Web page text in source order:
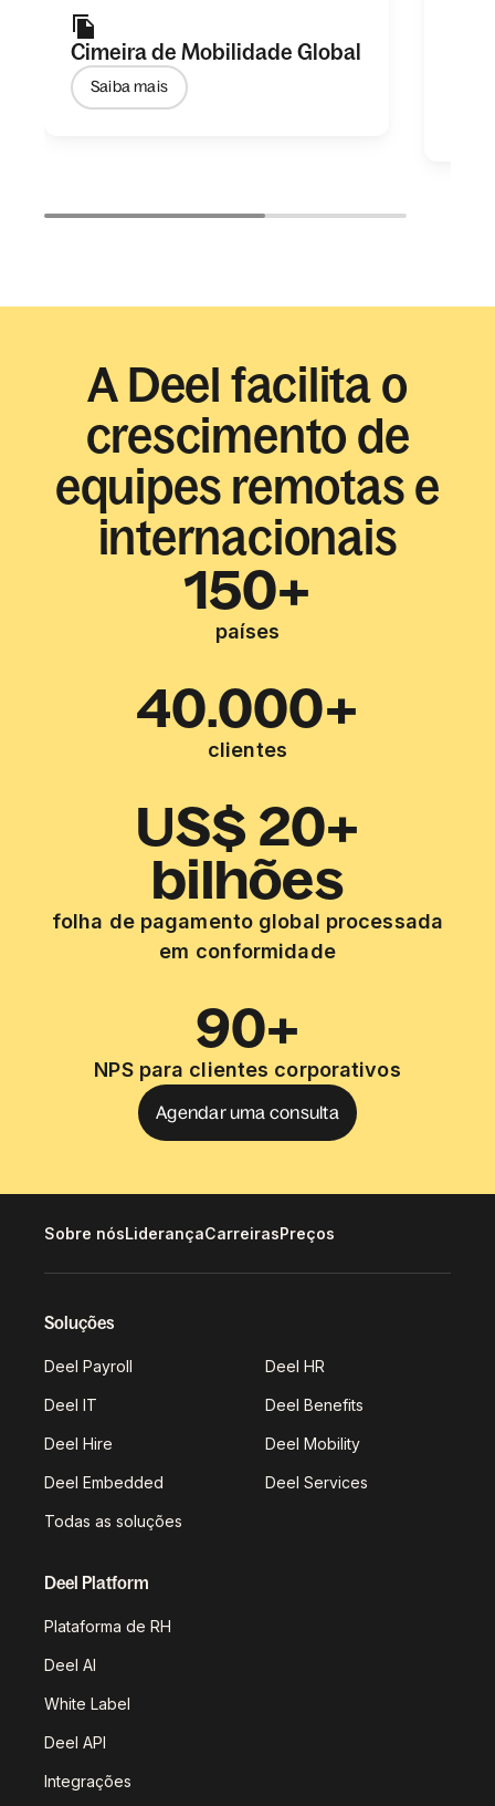
Cimeira de Mobilidade Global
Saiba mais
A Deel facilita o
crescimento de
equipes remotas e
internacionais
150+
países
40.000+
clientes
US$ 20+
bilhões
folha de pagamento global processada
em conformidade
90+
NPS para clientes corporativos
Agendar uma consulta
Sobre nósLiderançaCarreirasPreços
Soluções
Deel Payroll Deel HR
Deel IT Deel Benefits
Deel Hire Deel Mobility
Deel Embedded Deel Services
Todas as soluções
Deel Platform
Plataforma de RH
Deel AI
White Label
Deel API
Integrações